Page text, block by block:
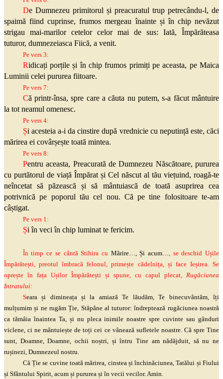
De Dumnezeu primitorul și preacuratul trup petrecându-l, de
spaimă fiind cuprinse, frumos mergeau înainte și în chip nevăzut
strigau mai-marilor cetelor celor mai de sus: Iată, Împărăteasa
tuturor, dumnezeiasca Fiică, a venit.
Pe vers 3:
Ridicați porțile și în chip frumos primiți pe aceasta, pe Maica
Luminii celei pururea fiitoare.
Pe vers 7:
Căprintr-însa, spre care a căuta nu putem, s-a făcut mântuire
la tot neamul omenesc.
Pe vers 4:
Și acesteia a-i da cinstire după vrednicie cu neputință este, căci
mărirea ei covârșește toată mintea.
Pe vers 8:
Pentru aceasta, Preacurată de Dumnezeu Născătoare, pururea
cu purtătorul de viață Împărat și Cel născut al tău viețuind, roagă-te
neîncetat să păzească și să mântuiască de toată asuprirea cea
potrivnică pe poporul tău cel nou. Că pe tine folositoare te-am
câștigat.
Pe vers 1:
Și în veci în chip luminat te fericim.
În timp ce se cântă Stihira cu Mărire…, Și acum…, se deschid Ușile
Împărătești, preotul îmbracă felonul, primește cădelnița, și face Ieșirea. Se
oprește în fața Ușilor Împărătești și spune, cu capul plecat, Rugăciunea
Intratului:
Seara și dimineața și la amiază Te lăudăm, Te binecuvântăm, îți
mulțumim și ne rugăm Ție, Stăpâne al tuturor:îndreptează rugăciunea noastră
ca tămâia înaintea Ta, și nu pleca inimile noastre spre cuvinte sau gânduri
viclene, ci ne mântuiește de toți cei ce vânează sufletele noastre. Că spre Tine
sunt, Doamne, Doamne, ochii noștri, și întru Tine am nădăjduit, să nu ne
rușinezi, Dumnezeul nostru.
Că Ție se cuvine toată mărirea, cinstea și închinăciunea, Tatălui și Fiului
și Sfântului Spirit, acum și pururea și în vecii vecilor. Amin.